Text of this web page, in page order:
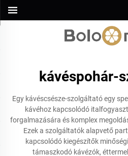
kávéspohár-
Egy kávéscsésze-szolgáltató egy
kávéhoz kapcsolódó
forgalmazására és komplex
Ezek a szolgáltatók alapvető
kapcsolódó kiegészítők
támaszkodó kávézók,